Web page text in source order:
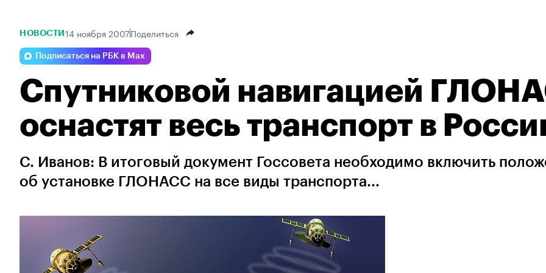
НОВОСТИ 14 ноября 2007Поделиться
Подписаться на РБК в Max
Спутниковой навигацией
оснастят весь транспорт в
С. Иванов: В итоговый документ Госсовета необходимо включить
об установке ГЛОНАСС на все виды транспорта...